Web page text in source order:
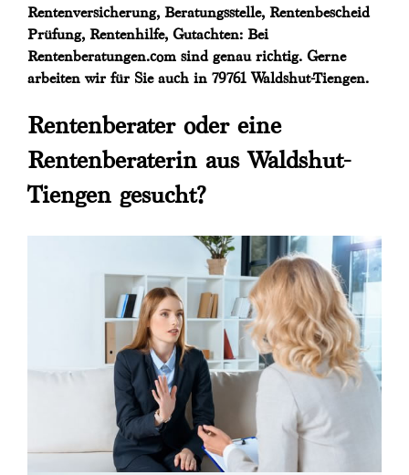
Rentenversicherung, Beratungsstelle, Rentenbescheid
Prüfung, Rentenhilfe, Gutachten: Bei
Rentenberatungen.com sind genau richtig. Gerne
arbeiten wir für Sie auch in 79761 Waldshut-Tiengen.
Rentenberater oder eine
Rentenberaterin aus Waldshut-
Tiengen gesucht?